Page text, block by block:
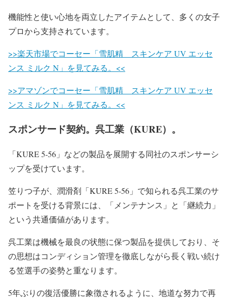
機能性と使い心地を両立したアイテムとして、多くの女子
プロから支持されています。
>>楽天市場でコーセー「雪肌精 スキンケア UV エッセ
ンス ミルク N」を見てみる。<<
>>アマゾンでコーセー「雪肌精 スキンケア UV エッセ
ンス ミルク N」を見てみる。<<
スポンサード契約。呉工業（KURE）。
「KURE 5-56」などの製品を展開する同社のスポンサーシ
ップを受けています。
笠りつ子が、潤滑剤「KURE 5-56」で知られる呉工業のサ
ポートを受ける背景には、「メンテナンス」と「継続力」
という共通価値があります。
呉工業は機械を最良の状態に保つ製品を提供しており、そ
の思想はコンディション管理を徹底しながら長く戦い続け
る笠選手の姿勢と重なります。
5年ぶりの復活優勝に象徴されるように、地道な努力で再